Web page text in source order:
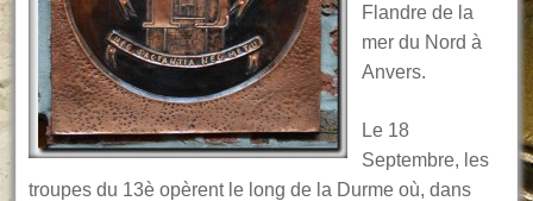
Flandre de la
mer du Nord à
Anvers.
Le 18
Septembre, les
troupes du 13è opèrent le long de la Durme où, dans